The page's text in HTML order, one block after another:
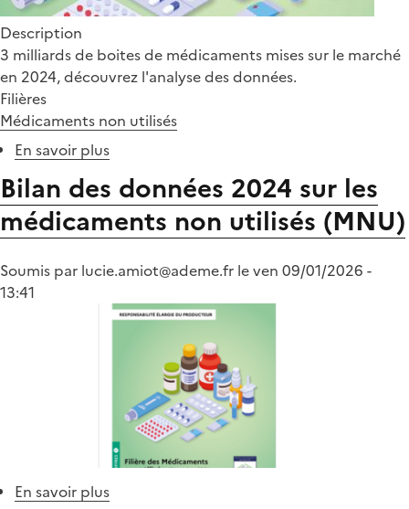
Description
3 milliards de boites de médicaments mises sur le marché
en 2024, découvrez l'analyse des données.
Filières
Médicaments non utilisés
En savoir plus
:
le
bilan
données
2024
est
disponible
Bilan des données 2024 sur les
médicaments non utilisés (MNU)
Soumis par lucie.amiot@ademe.fr leven 09/01/2026 -
13:41
En savoir plus